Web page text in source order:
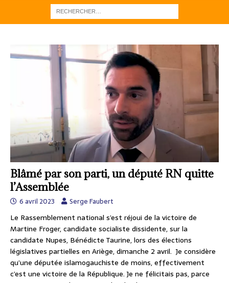
Blâmé par son parti, un député RN quitte
l’Assemblée
6 avril 2023 Serge Faubert
Le Rassemblement national s’est réjoui de la victoire de
Martine Froger, candidate socialiste dissidente, sur la
candidate Nupes, Bénédicte Taurine, lors des élections
législatives partielles en Ariège, dimanche 2 avril. Je considère
qu’une députée islamogauchiste de moins, effectivement
c’est une victoire de la République. Je ne félicitais pas, parce